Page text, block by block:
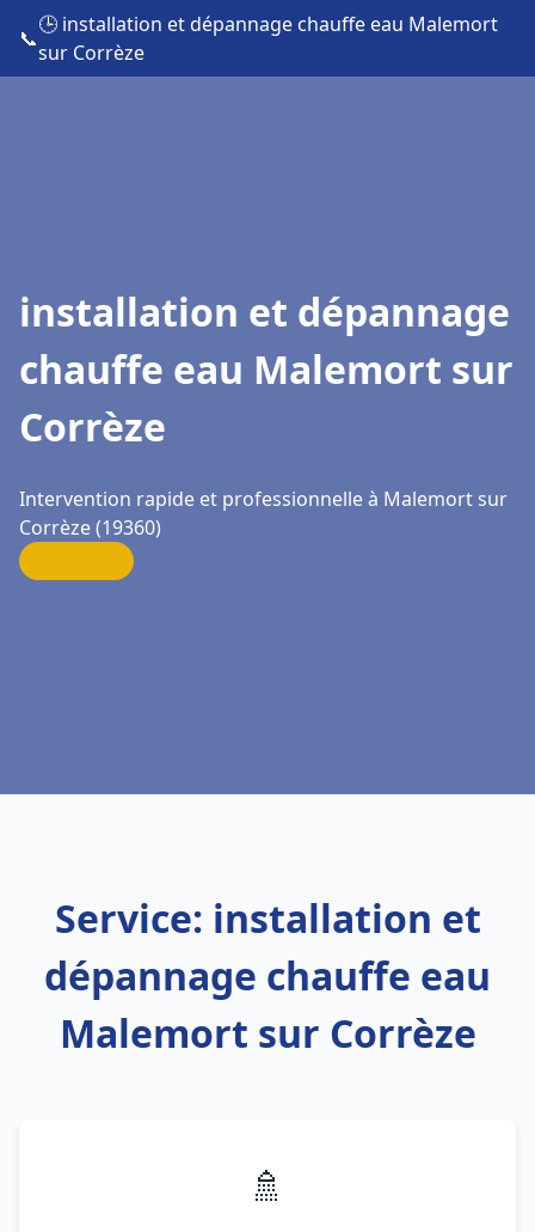
📞
🕒 installation et dépannage chauffe eau Malemort
sur Corrèze
installation et dépannage
chauffe eau Malemort sur
Corrèze
Intervention rapide et professionnelle à Malemort sur
Corrèze (19360)
Service: installation et
dépannage chauffe eau
Malemort sur Corrèze
🚿